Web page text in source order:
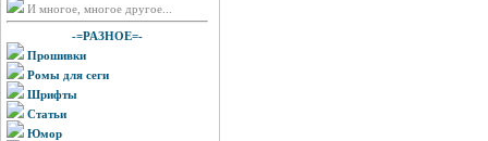
И многое, многое другое...
-=РАЗНОЕ=-
Прошивки
Ромы для сеги
Шрифты
Статьи
Юмор